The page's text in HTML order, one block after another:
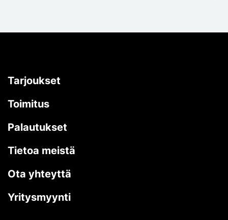
Tarjoukset
Toimitus
Palautukset
Tietoa meistä
Ota yhteyttä
Yritysmyynti